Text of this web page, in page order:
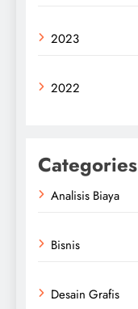
2023
2022
Categories
Analisis Biaya
Bisnis
Desain Grafis